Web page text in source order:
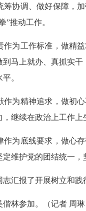
筹协调、做好保障，
”推动工作。
工作标准，做精益
到马上就办、真抓实
。
精神追求，做初心
继续在政治上工作上
底线要求，做心存
定维护党的团结统一，
报了开展树立和践
参加。（记者 周琳